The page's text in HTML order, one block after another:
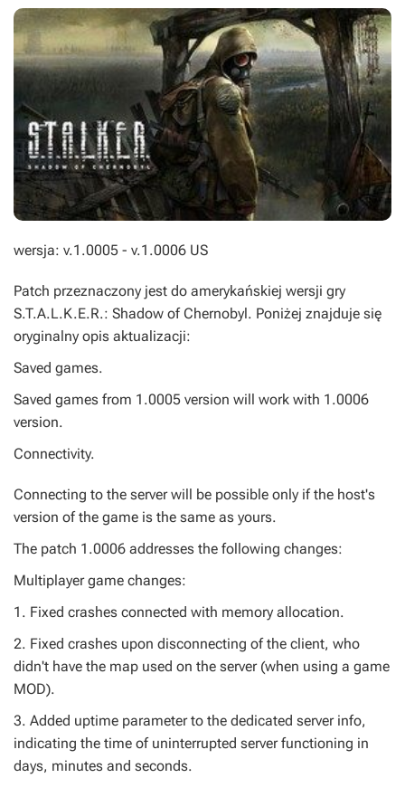
wersja: v.1.0005 - v.1.0006 US
Patch przeznaczony jest do amerykańskiej wersji gry
S.T.A.L.K.E.R.: Shadow of Chernobyl . Poniżej znajduje się
oryginalny opis aktualizacji:
Saved games.
Saved games from 1.0005 version will work with 1.0006
version.
Connectivity.
Connecting to the server will be possible only if the host's
version of the game is the same as yours.
The patch 1.0006 addresses the following changes:
Multiplayer game changes:
1. Fixed crashes connected with memory allocation.
2. Fixed crashes upon disconnecting of the client, who
didn't have the map used on the server (when using a game
MOD).
3. Added uptime parameter to the dedicated server info,
indicating the time of uninterrupted server functioning in
days, minutes and seconds.